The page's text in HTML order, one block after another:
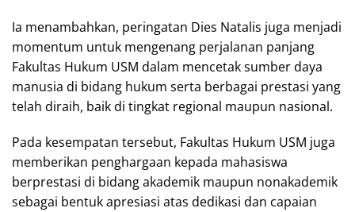
Ia menambahkan, peringatan Dies Natalis juga menjadi
momentum untuk mengenang perjalanan panjang
Fakultas Hukum USM dalam mencetak sumber daya
manusia di bidang hukum serta berbagai prestasi yang
telah diraih, baik di tingkat regional maupun nasional.
Pada kesempatan tersebut, Fakultas Hukum USM juga
memberikan penghargaan kepada mahasiswa
berprestasi di bidang akademik maupun nonakademik
sebagai bentuk apresiasi atas dedikasi dan capaian